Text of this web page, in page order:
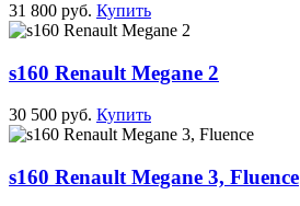
31 800 руб. Купить
s160 Renault Megane 2
30 500 руб. Купить
s160 Renault Megane 3, Fluence